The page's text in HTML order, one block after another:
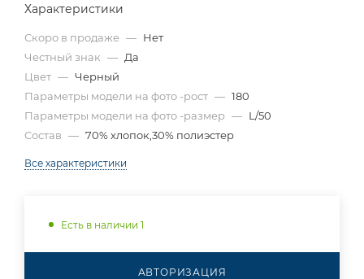
Характеристики
Скоро в продаже — Нет
Честный знак — Да
Цвет — Черный
Параметры модели на фото -рост — 180
Параметры модели на фото -размер — L/50
Состав — 70% хлопок,30% полиэстер
Все характеристики
Есть в наличии 1
АВТОРИЗАЦИЯ